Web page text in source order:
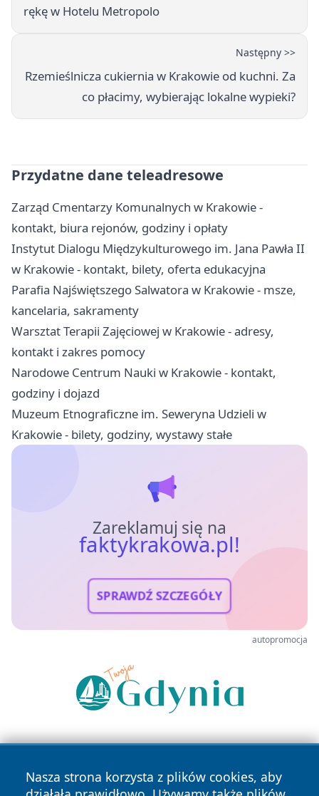
rękę w Hotelu Metropolo
Następny >>
Rzemieślnicza cukiernia w Krakowie od kuchni. Za
co płacimy, wybierając lokalne wypieki?
Przydatne dane teleadresowe
Zarząd Cmentarzy Komunalnych w Krakowie -
kontakt, biura rejonów, godziny i opłaty
Instytut Dialogu Międzykulturowego im. Jana Pawła II
w Krakowie - kontakt, bilety, oferta edukacyjna
Parafia Najświętszego Salwatora w Krakowie - msze,
kancelaria, sakramenty
Warsztat Terapii Zajęciowej w Krakowie - adresy,
kontakt i zakres pomocy
Narodowe Centrum Nauki w Krakowie - kontakt,
godziny i dojazd
Muzeum Etnograficzne im. Seweryna Udzieli w
Krakowie - bilety, godziny, wystawy stałe
Zareklamuj się na
faktykrakowa.pl!
SPRAWDŹ SZCZEGÓŁY
autopromocja
Nasza strona korzysta z plików cookies, aby